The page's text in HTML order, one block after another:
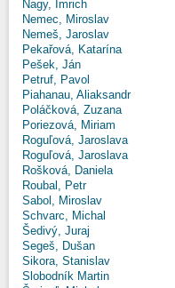
Nagy, Imrich
Nemec, Miroslav
Nemeš, Jaroslav
Pekařová, Katarína
Pešek, Ján
Petruf, Pavol
Piahanau, Aliaksandr
Poláčková, Zuzana
Poriezová, Miriam
Roguľová, Jaroslava
Roguľová, Jaroslava
Rošková, Daniela
Roubal, Petr
Sabol, Miroslav
Schvarc, Michal
Šedivý, Juraj
Segeš, Dušan
Sikora, Stanislav
Slobodník Martin